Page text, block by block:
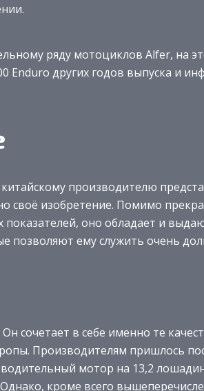
ряду мотоциклов Alfer, на
Enduro других годов выпуска и
производителю
своё изобретение. Помимо
показателей, оно обладает и
позволяют ему служить очень
сочетает в себе именно те
Производителям пришлось
мотор на 13,2
кроме всего